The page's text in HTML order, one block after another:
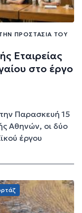
ΠΡΟΣΤΑΣΊΑ ΤΟΥ
Εταιρείας
στο έργο
Παρασκευή 15
Αθηνών, οι δύο
έργου